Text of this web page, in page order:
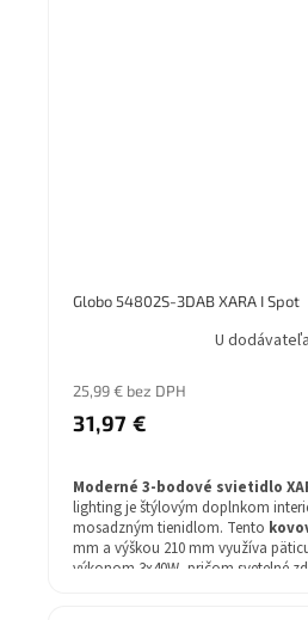
Globo 54802S-3DAB XARA I Spot
U
25,99 € bez DPH
31,97 €
Moderné 3-bodové svietidlo
lighting je štýlovým doplnkom
mosadzným tienidlom. Tento
mm a výškou 210 mm využíva
výkonom 3x40W, pričom svetelné